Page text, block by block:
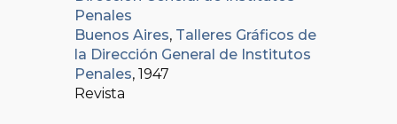
Penales
Buenos Aires, Talleres Gráficos de
la Dirección General de Institutos
Penales, 1947
Revista